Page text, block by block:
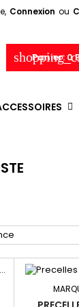
Connexion ou
Panier: 0